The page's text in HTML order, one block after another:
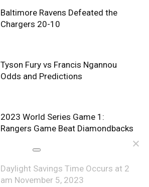
Baltimore Ravens Defeated the
Chargers 20-10
Tyson Fury vs Francis Ngannou
Odds and Predictions
2023 World Series Game 1:
Rangers Game Beat Diamondbacks
Daylight Savings Time Occurs at 2
am November 5, 2023